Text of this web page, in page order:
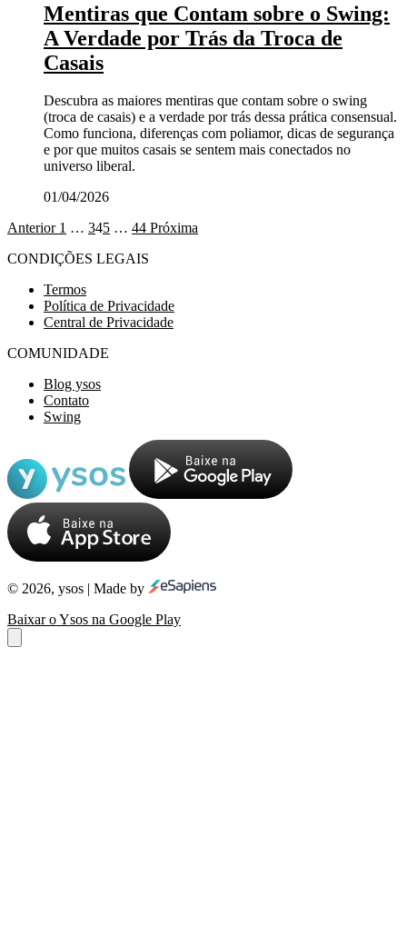
Mentiras que Contam sobre o Swing:
A Verdade por Trás da Troca de
Casais
Descubra as maiores mentiras que contam sobre o swing
(troca de casais) e a verdade por trás dessa prática consensual.
Como funciona, diferenças com poliamor, dicas de segurança
e por que muitos casais se sentem mais conectados no
universo liberal.
01/04/2026
Anterior 1 … 345 … 44 Próxima
CONDIÇÕES LEGAIS
Termos
Política de Privacidade
Central de Privacidade
COMUNIDADE
Blog ysos
Contato
Swing
© 2026, ysos | Made by
Baixar o Ysos na Google Play